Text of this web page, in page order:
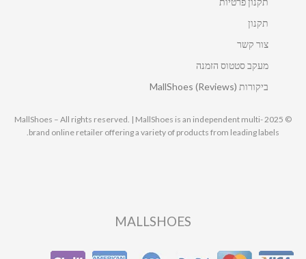
תקנון
צור קשר
מעקב סטטוס הזמנה
ביקורות MallShoes (Reviews)
© 2025 MallShoes – All rights reserved. | MallShoes is an independent multi-
brand online retailer offering a variety of products from leading labels.
MALLSHOES